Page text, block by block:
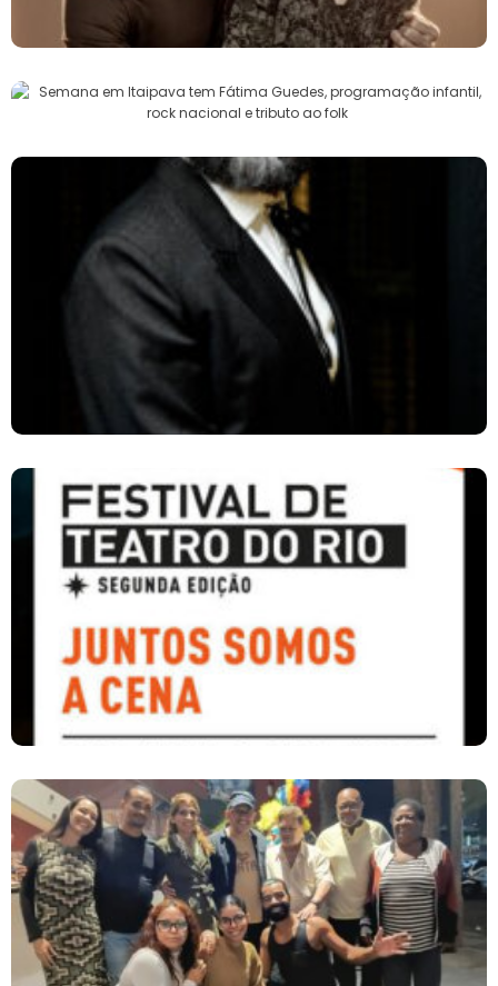
Semana Em Itaipava Tem Fátima Guedes,
Tributo Ao Folk
Após Interpretar Nilo Peçanha Na TV Globo,
Deo Garcez Reestreia Espetáculo Sobre Luiz
Gama No Rio
2º Festival De Teatro Do Rio Ocupa Grandes
Palcos E Abre Espaço Para Novas Produções
Martinelli Arrebenta Na Copa E No Teatro:
Núcleo De Formação Cultura + Celebra
Sucesso Absoluto De Módulo Na Casa
Carnaval